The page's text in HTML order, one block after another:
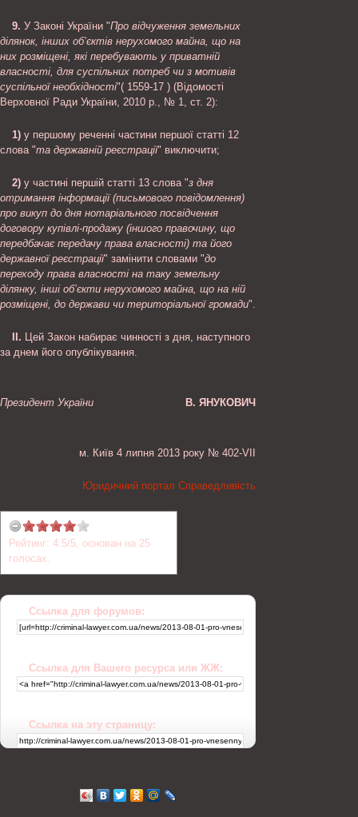
9. У Законі України "Про відчуження земельних
ділянок, інших об’єктів нерухомого майна, що на
них розміщені, які перебувають у приватній
власності, для суспільних потреб чи з мотивів
суспільної необхідності"( 1559-17 ) (Відомості
Верховної Ради України, 2010 р., № 1, ст. 2):
1) у першому реченні частини першої статті 12
слова "та державній реєстрації" виключити;
2) у частині першій статті 13 слова "з дня
отримання інформації (письмового повідомлення)
про викуп до дня нотаріального посвідчення
договору купівлі-продажу (іншого правочину, що
передбачає передачу права власності) та його
державної реєстрації" замінити словами "до
переходу права власності на таку земельну
ділянку, інші об’єкти нерухомого майна, що на ній
розміщені, до держави чи територіальної громади".
II. Цей Закон набирає чинності з дня, наступного
за днем його опублікування.
Президент України В. ЯНУКОВИЧ
м. Київ 4 липня 2013 року № 402-VII
Юридичний портал Справедливість
Рейтинг: 4.5/5, основан на 25
голосах.
Ссылка для форумов:
Ссылка для Вашего ресурса или ЖЖ:
Ссылка на эту страницу: